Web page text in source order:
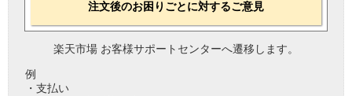
注文後のお困りごとに対するご意見
楽天市場 お客様サポートセンターへ遷移します。
例
・支払い